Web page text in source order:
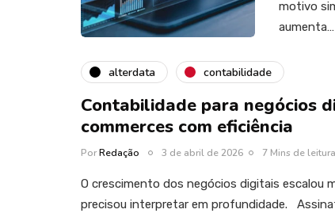
motivo
aumenta…
alterdata contabilidade
Contabilidade para negócios
commerces com eficiência
PorRedação 3 de abril de 2026 7 Mins de leitura
O crescimento dos negócios digitais escalou
precisou interpretar em profundidade.